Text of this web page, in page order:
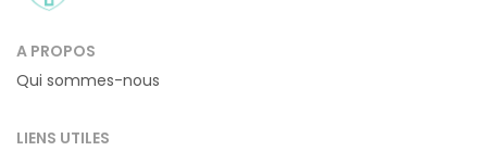
A PROPOS
Qui sommes-nous
LIENS UTILES